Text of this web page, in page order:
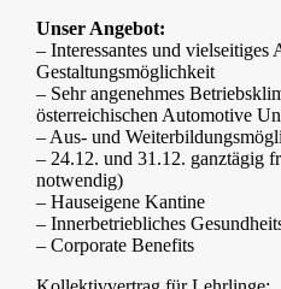
Unser Angebot:
– Interessantes und
Gestaltungsmöglichkeit
– Sehr angenehmes
österreichischen Automotive
– Aus- und
– 24.12. und 31.12. ganztägig
notwendig)
– Hauseigene Kantine
– Innerbetriebliches
– Corporate Benefits